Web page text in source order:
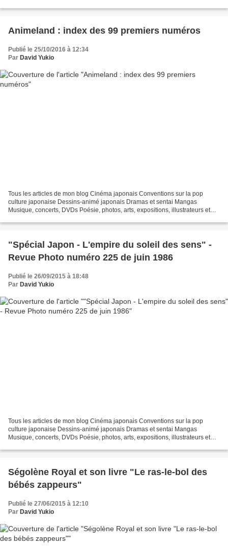
Animeland : index des 99 premiers numéros
Publié le 25/10/2016 à 12:34
Par David Yukio
Tous les articles de mon blog Cinéma japonais Conventions sur la pop
culture japonaise Dessins-animé japonais Dramas et sentai Mangas
Musique, concerts, DVDs Poésie, photos, arts, expositions, illustrateurs et
"Spécial Japon - L'empire du soleil des sens" -
Revue Photo numéro 225 de juin 1986
Publié le 26/09/2015 à 18:48
Par David Yukio
Tous les articles de mon blog Cinéma japonais Conventions sur la pop
culture japonaise Dessins-animé japonais Dramas et sentai Mangas
Musique, concerts, DVDs Poésie, photos, arts, expositions, illustrateurs et
Ségolène Royal et son livre "Le ras-le-bol des
bébés zappeurs"
Publié le 27/06/2015 à 12:10
Par David Yukio